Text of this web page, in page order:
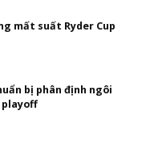
mất suất Ryder Cup
bị phân định ngôi